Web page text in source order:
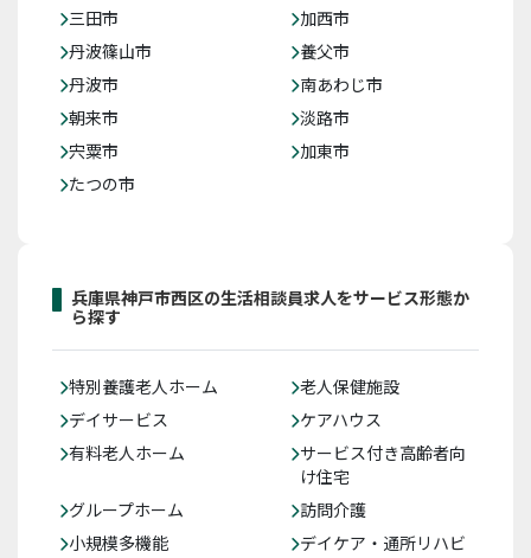
三田市
加西市
丹波篠山市
養父市
丹波市
南あわじ市
朝来市
淡路市
宍粟市
加東市
たつの市
兵庫県神戸市西区の生活相談員求人をサービス形態か
ら探す
特別養護老人ホーム
老人保健施設
デイサービス
ケアハウス
有料老人ホーム
サービス付き高齢者向
け住宅
グループホーム
訪問介護
小規模多機能
デイケア・通所リハビ